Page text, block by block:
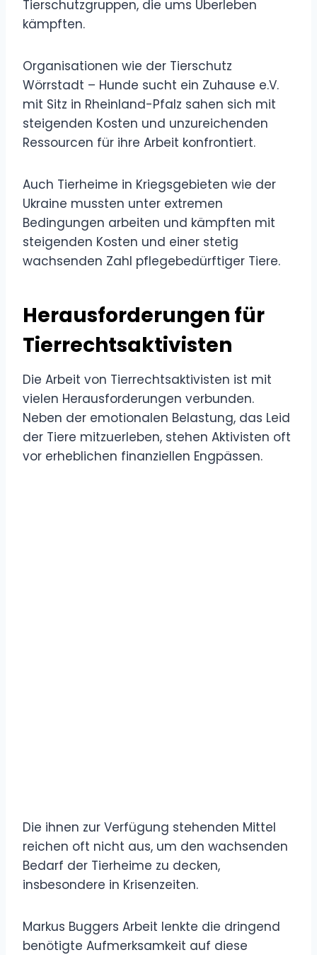
Tierschutzgruppen, die ums Überleben
kämpften.
Organisationen wie der Tierschutz
Wörrstadt – Hunde sucht ein Zuhause e.V.
mit Sitz in Rheinland-Pfalz sahen sich mit
steigenden Kosten und unzureichenden
Ressourcen für ihre Arbeit konfrontiert.
Auch Tierheime in Kriegsgebieten wie der
Ukraine mussten unter extremen
Bedingungen arbeiten und kämpften mit
steigenden Kosten und einer stetig
wachsenden Zahl pflegebedürftiger Tiere.
Herausforderungen für
Tierrechtsaktivisten
Die Arbeit von Tierrechtsaktivisten ist mit
vielen Herausforderungen verbunden.
Neben der emotionalen Belastung, das Leid
der Tiere mitzuerleben, stehen Aktivisten oft
vor erheblichen finanziellen Engpässen.
Die ihnen zur Verfügung stehenden Mittel
reichen oft nicht aus, um den wachsenden
Bedarf der Tierheime zu decken,
insbesondere in Krisenzeiten.
Markus Buggers Arbeit lenkte die dringend
benötigte Aufmerksamkeit auf diese